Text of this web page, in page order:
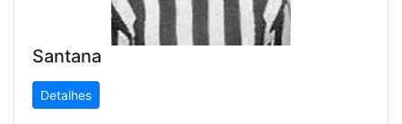
Santana
Detalhes